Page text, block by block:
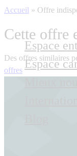
Espace
Espace
Accueil » Offre
Cette offre
Des offres similaires
offres